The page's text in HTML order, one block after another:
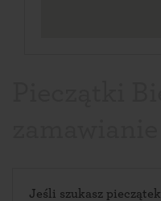
Jeśli szukasz pieczątek